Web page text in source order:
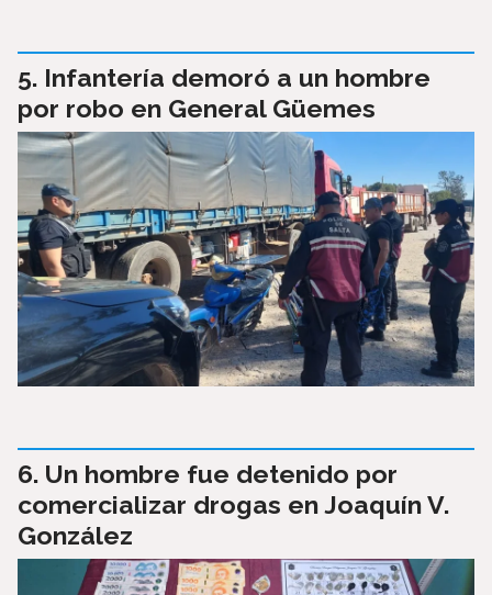
Infantería demoró a un hombre
por robo en General Güemes
Un hombre fue detenido por
comercializar drogas en Joaquín V.
González